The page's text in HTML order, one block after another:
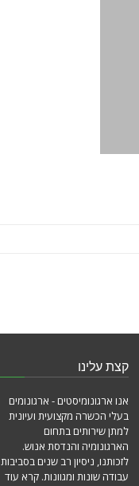
קצת עלינו
אנו ארגונומיסטים - ארגונומים
בעלי הכשרה מקצועית ועיונית
למתן שירותים בתחום
הארגונומיה והנדסת אנוש.
לזכותנו, ניסיון רב שנים בסביבות
עבודה שונות ומגוונות. קרא עוד